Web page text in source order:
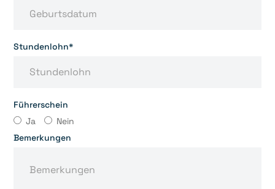
Stundenlohn*
Führerschein
Ja
Nein
Bemerkungen